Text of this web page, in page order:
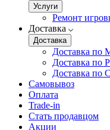
Услуги
Ремонт
Доставка
Доставка
Доставка по
Доставка
Доставка по
Самовывоз
Оплата
Trade-in
Стать продавцом
Акции